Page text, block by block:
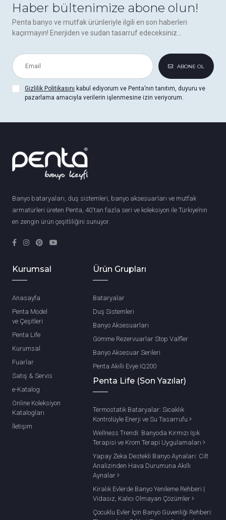
Haber bültenimize abone olun!
Penta banyo ve mutfak ürünleriyle ilgili en son haberleri
kaçırmayın! Enerjiden ve sudan tasarruf edeceksiniz...
ABONE OL
Gizlilik Politikasını kabul ediyorum ve Penta’nın tanıtım, duyuru ve
pazarlama amacıyla verilerin işlenmesine izin veriyorum.
Banyo bataryaları, duş sistemleri, banyo aksesuarları ve mutfak
armatürleri üreten Penta, 40'tan fazla seri ve koleksiyon ile Türkiye’nin
en zengin ürün çeşitliliğini sunuyor.
Kurumsal
Anasayfa
Penta Model
ve Çeşitleri
Penta Life
Kurumsal
Fuarlar
Satış & Servis
e-Katalog
Online Koleksiyon
Katalogları
İletişim
Ürün Grupları
Bataryalar
Duş Sistemleri
Banyo Aksesuarları
Gömme Rezervuarlar Stop Valfler
Banyo Aksesuar Serileri
Penta Akıllı Evye IQ200
Penta Life (Son Yazılar)
Termostatik Bataryalar: Sıcaklık
Kontrolüyle Enerji ve Su Tasarrufu
Wellness Trendi: Banyoda Kırmızı Işık
Terapisi ve Krom Terapi Uygulamaları
Yapay Zeka Destekli Banyo Aynaları: Cilt
Analizinden Hava Durumuna Akıllı
Aynalar
Kiralık Evlerde Banyo Yenileme Rehberi |
Vidasız, Kalıcı Olmayan Çözümler
Çocuklu Evler İçin Banyo Güvenliği Rehberi: